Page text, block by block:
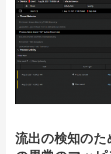
流出の検知の